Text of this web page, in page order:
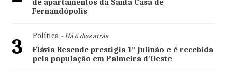
de apartamentos da Santa Casa de
Fernandópolis
3 Política- Há 6 dias atrás
Flávia Resende prestigia 1º Julinão e é recebida
pela população em Palmeira d'Oeste